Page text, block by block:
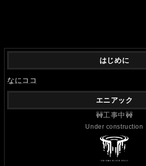
はじめに
なにココ
エニアック
🚧工事中🚧
Under construction